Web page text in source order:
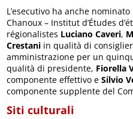
L’esecutivo ha anche
Chanoux – Institut d’Études
régionalistes Luciano Caveri,
Crestani in qualità di
amministrazione per un
qualità di presidente, Fiorella
componente effettivo e Silvio
componente supplente del
Siti culturali